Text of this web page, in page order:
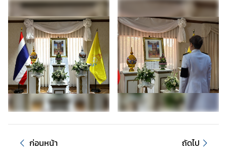
ข่
า
ว
ท่
อ
เ
ที่
ก่อนหน้า ถัดไป